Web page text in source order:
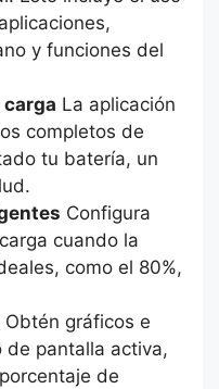
y funciones del
La aplicación
completos de
tu batería, un
Configura
cuando la
como el 80%,
Obtén gráficos e
de pantalla activa,
de